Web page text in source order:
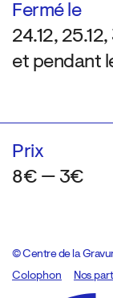
Fermé le
24.12, 25.12,
et pendant
Prix
8€ — 3€
© Centre de la
Colophon
Design:MarcelNos